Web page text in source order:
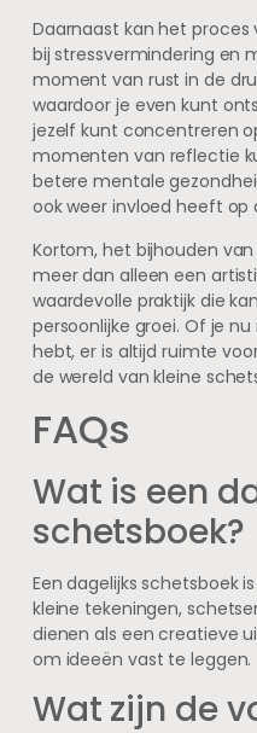
Daarnaast kan het proces
bij stressvermindering en
moment van rust in de
waardoor je even kunt
jezelf kunt concentreren
momenten van reflectie
betere mentale
ook weer invloed heeft op
Kortom, het bijhouden
meer dan alleen een
waardevolle praktijk die
persoonlijke groei. Of je
hebt, er is altijd ruimte
de wereld van kleine
FAQs
Wat is een
schetsboek?
Een dagelijks schetsboek
kleine tekeningen,
dienen als een creatieve
om ideeën vast te leggen.
Wat zijn de